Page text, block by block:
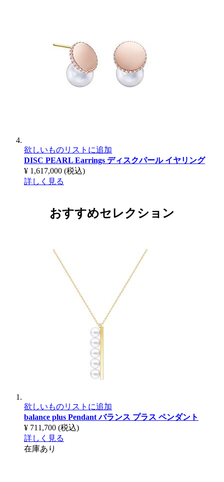
欲しいものリストに追加
DISC PEARL Earrings ディスクパール イヤリング
¥ 1,617,000 (税込)
詳しく見る
おすすめセレクション
欲しいものリストに追加
balance plus Pendantバランス プラス ペンダント
¥ 711,700 (税込)
詳しく見る
在庫あり